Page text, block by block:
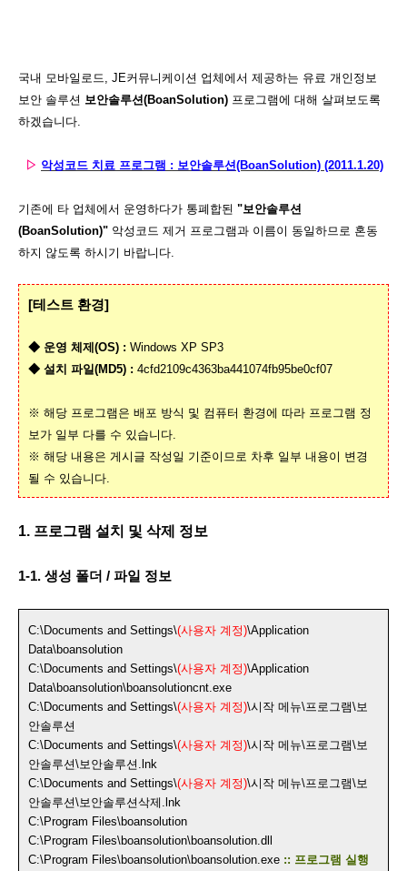
국내 모바일로드, JE커뮤니케이션 업체에서 제공하는 유료 개인정보
보안 솔루션 보안솔루션(BoanSolution) 프로그램에 대해 살펴보도록
하겠습니다.
▷ 악성코드 치료 프로그램 : 보안솔루션(BoanSolution) (2011.1.20)
기존에 타 업체에서 운영하다가 통폐합된 "보안솔루션
(BoanSolution)" 악성코드 제거 프로그램과 이름이 동일하므로 혼동
하지 않도록 하시기 바랍니다.
[테스트 환경]
◆ 운영 체제(OS) : Windows XP SP3
◆ 설치 파일(MD5) : 4cfd2109c4363ba441074fb95be0cf07
※ 해당 프로그램은 배포 방식 및 컴퓨터 환경에 따라 프로그램 정
보가 일부 다를 수 있습니다.
※ 해당 내용은 게시글 작성일 기준이므로 차후 일부 내용이 변경
될 수 있습니다.
1. 프로그램 설치 및 삭제 정보
1-1. 생성 폴더 / 파일 정보
C:\Documents and Settings\(사용자 계정)\Application
Data\boansolution
C:\Documents and Settings\(사용자 계정)\Application
Data\boansolution\boansolutioncnt.exe
C:\Documents and Settings\(사용자 계정)\시작 메뉴\프로그램\보
안솔루션
C:\Documents and Settings\(사용자 계정)\시작 메뉴\프로그램\보
안솔루션\보안솔루션.lnk
C:\Documents and Settings\(사용자 계정)\시작 메뉴\프로그램\보
안솔루션\보안솔루션삭제.lnk
C:\Program Files\boansolution
C:\Program Files\boansolution\boansolution.dll
C:\Program Files\boansolution\boansolution.exe :: 프로그램 실행